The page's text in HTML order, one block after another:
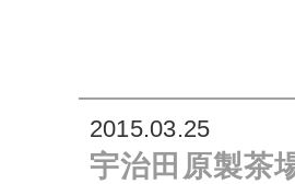
2015.03.25
宇治田原製茶